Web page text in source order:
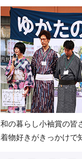
和の暮らし小袖賞の皆
着物好きがきっかけで